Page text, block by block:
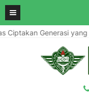
Ciptakan Generasi